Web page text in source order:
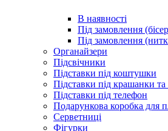
В наявності
Під замовлення
Під замовлення
Органайзери
Підсвічники
Підставки під коштушки
Підставки під крашанки
Підставки під телефон
Подарункова коробка для
Серветниці
Фігурки